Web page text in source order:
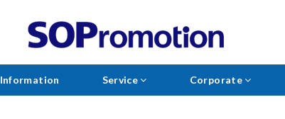
Information Service Corporate